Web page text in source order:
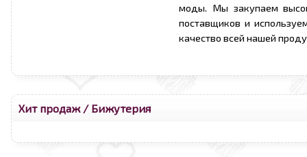
моды. Мы закупаем
поставщиков и
качество всей нашей
Хит продаж/ Бижутерия